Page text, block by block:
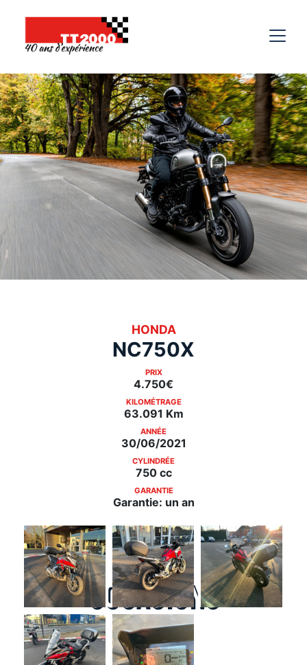
Occasions
HONDA
NC750X
PRIX
4.750€
KILOMÉTRAGE
63.091 Km
ANNÉE
30/06/2021
CYLINDRÉE
750 cc
GARANTIE
Garantie: un an